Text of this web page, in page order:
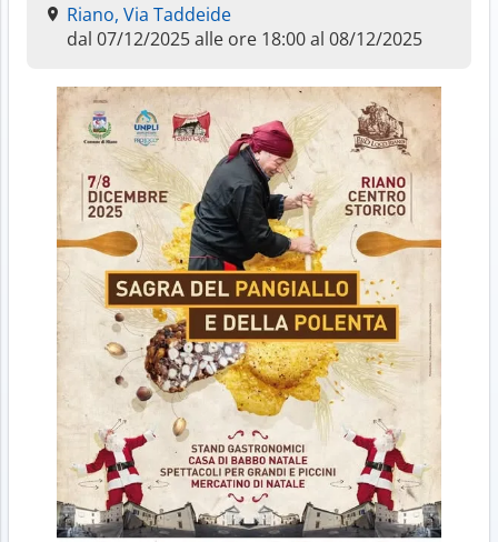
Riano, Via Taddeide
dal 07/12/2025 alle ore 18:00 al 08/12/2025